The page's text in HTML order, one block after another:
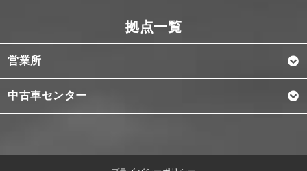
営業所
中古車センター